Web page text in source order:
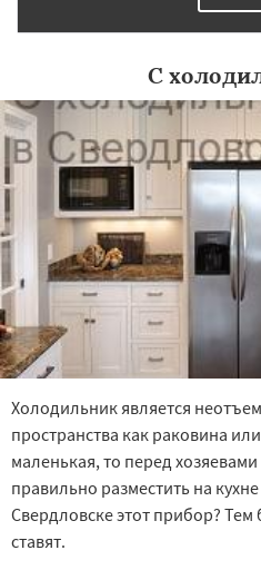
С
Холодильник является
пространства как раковина
маленькая, то перед
правильно разместить на
Свердловске этот прибор? Тем
ставят.